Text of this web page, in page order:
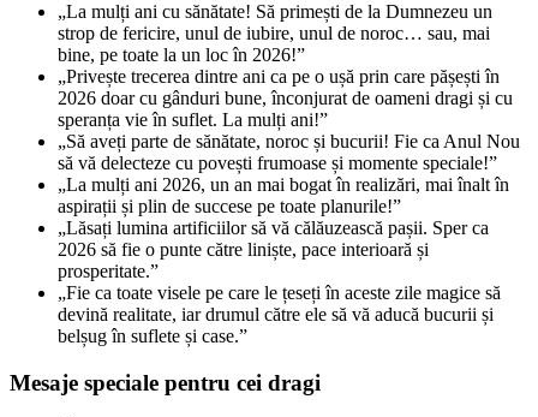
„La mulți ani cu sănătate! Să primești de la Dumnezeu un
strop de fericire, unul de iubire, unul de noroc… sau, mai
bine, pe toate la un loc în 2026!”
„Privește trecerea dintre ani ca pe o ușă prin care pășești în
2026 doar cu gânduri bune, înconjurat de oameni dragi și cu
speranța vie în suflet. La mulți ani!”
„Să aveți parte de sănătate, noroc și bucurii! Fie ca Anul Nou
să vă delecteze cu povești frumoase și momente speciale!”
„La mulți ani 2026, un an mai bogat în realizări, mai înalt în
aspirații și plin de succese pe toate planurile!”
„Lăsați lumina artificiilor să vă călăuzească pașii. Sper ca
2026 să fie o punte către liniște, pace interioară și
prosperitate.”
„Fie ca toate visele pe care le țeseți în aceste zile magice să
devină realitate, iar drumul către ele să vă aducă bucurii și
belșug în suflete și case.”
Mesaje speciale pentru cei dragi